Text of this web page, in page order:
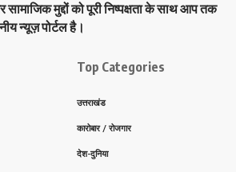
मुद्दों को पूरी निष्पक्षता के साथ आप तक
न्यूज़ पोर्टल है।
Top Categories
उत्तराखंड
कारोबार / रोजगार
देश-दुनिया